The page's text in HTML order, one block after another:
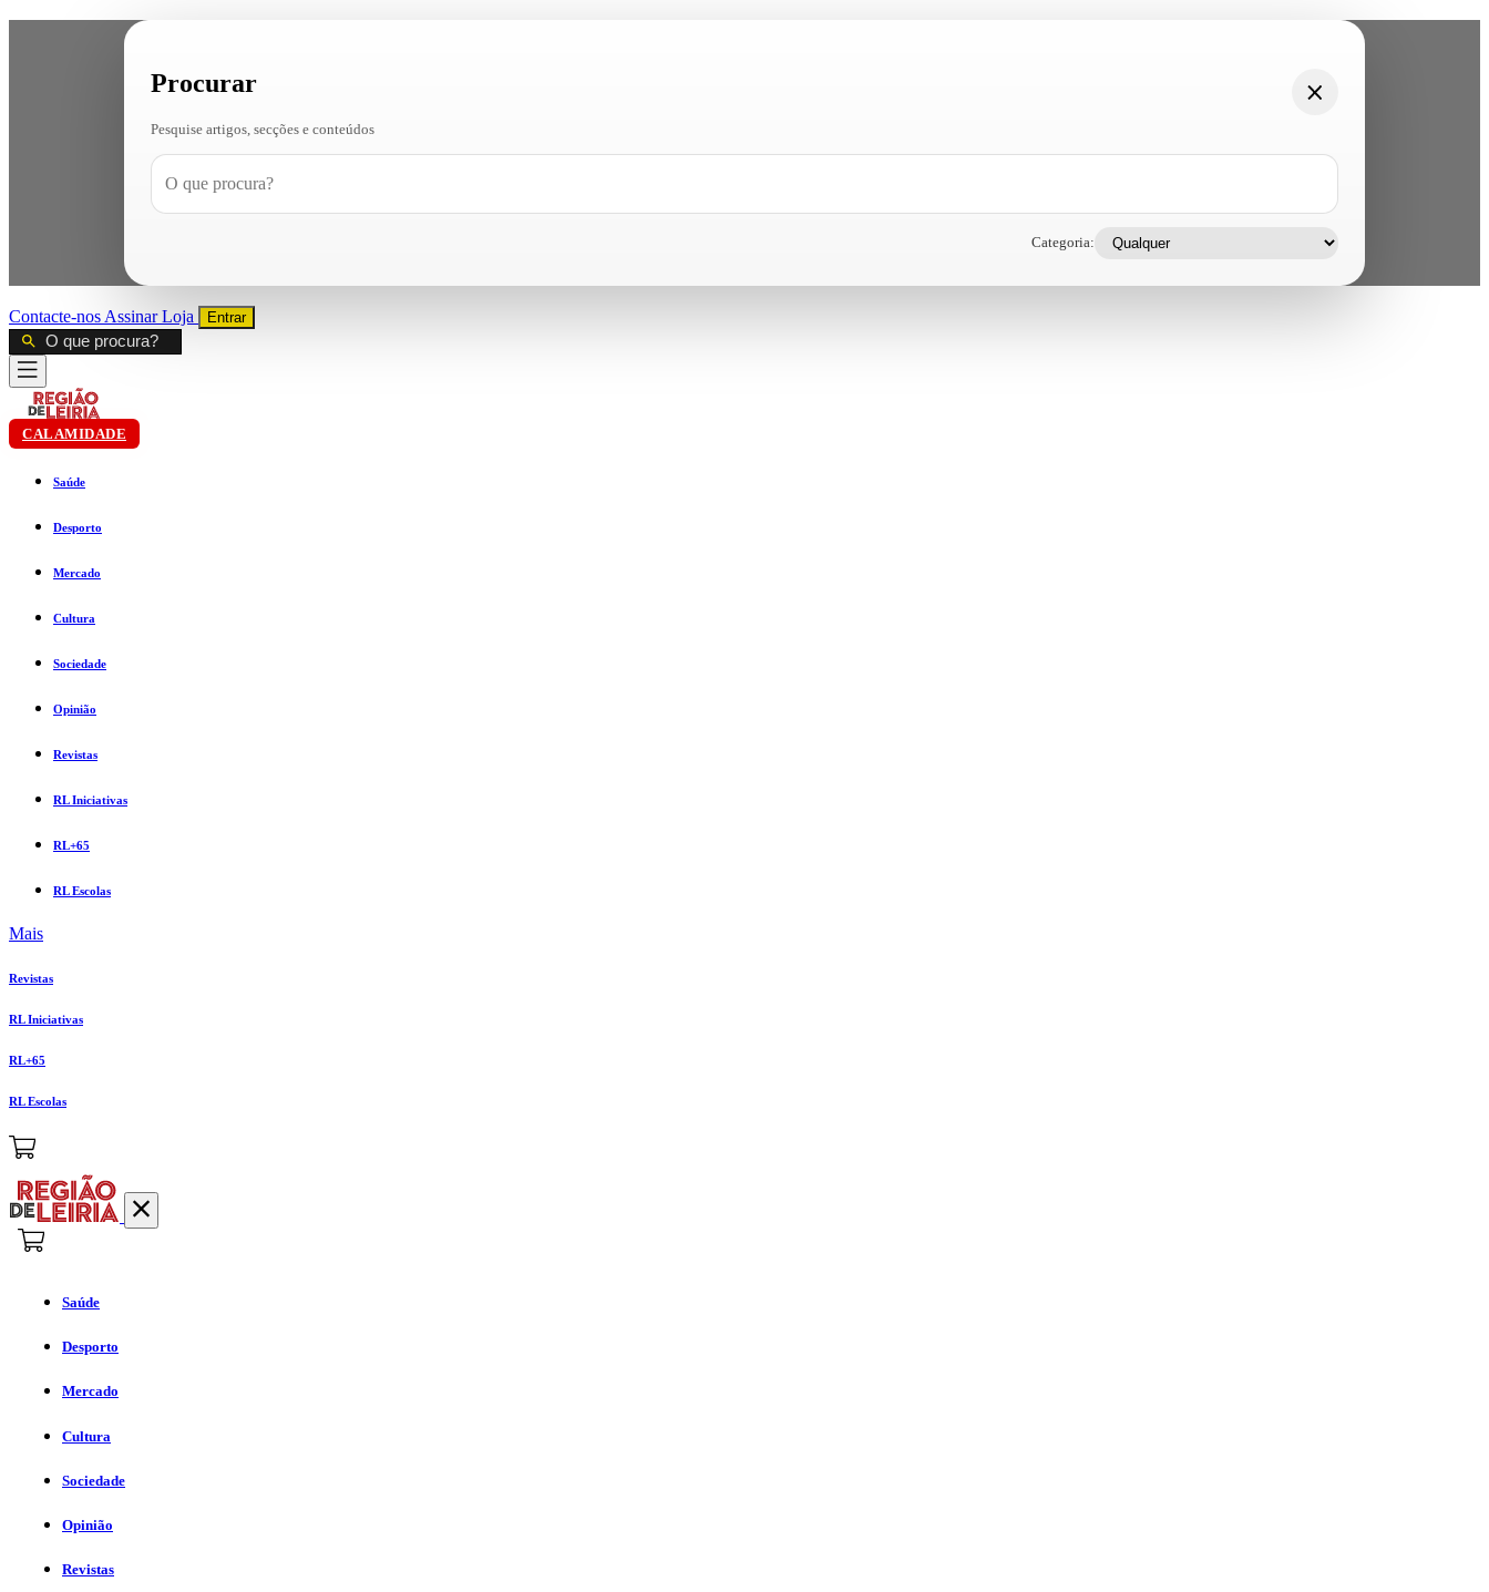
Procurar
Pesquise artigos, secções e conteúdos
Categoria:
Contacte-nos AssinarLoja Entrar
CALAMIDADE
Saúde
Desporto
Mercado
Cultura
Sociedade
Opinião
Revistas
RL Iniciativas
RL+65
RL Escolas
Mais
Revistas
RL Iniciativas
RL+65
RL Escolas
Saúde
Desporto
Mercado
Cultura
Sociedade
Opinião
Revistas